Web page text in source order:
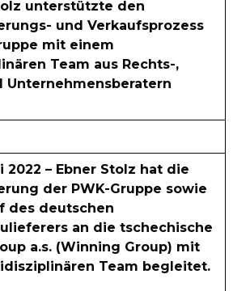
unterstützte den
und Verkaufsprozess
mit einem
Team aus Rechts-,
Unternehmensberatern
2022 – Ebner Stolz hat die
der PWK-Gruppe sowie
des deutschen
an die tschechische
a.s. (Winning Group) mit
Team begleitet.